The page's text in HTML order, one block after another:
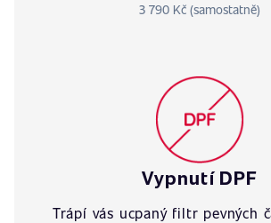
3 790 Kč (samostatně)
Vypnutí DPF
Trápí vás ucpaný filtr pevných